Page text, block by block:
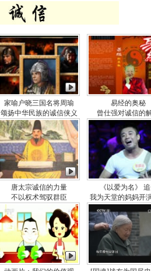
家喻户晓三国名将周瑜
颂扬中华民族的诚信侠义
易经的奥秘
曾仕强对诚信的
唐太宗诚信的力量
不以权术驾驭群臣
《以爱为名》
我为天堂的妈妈开